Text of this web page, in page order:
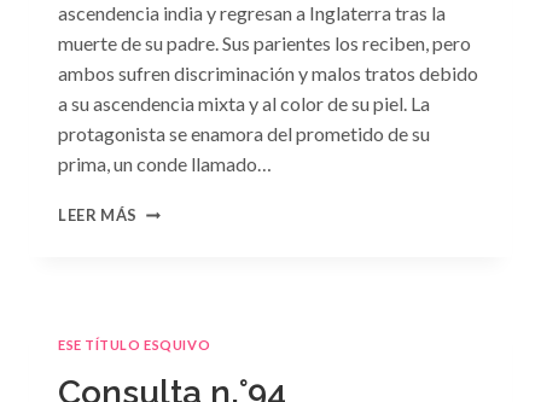
ascendencia india y regresan a Inglaterra tras la
muerte de su padre. Sus parientes los reciben, pero
ambos sufren discriminación y malos tratos debido
a su ascendencia mixta y al color de su piel. La
protagonista se enamora del prometido de su
prima, un conde llamado…
LEER MÁS CONSULTA
ESE TÍTULO ESQUIVO
Consulta n.°94